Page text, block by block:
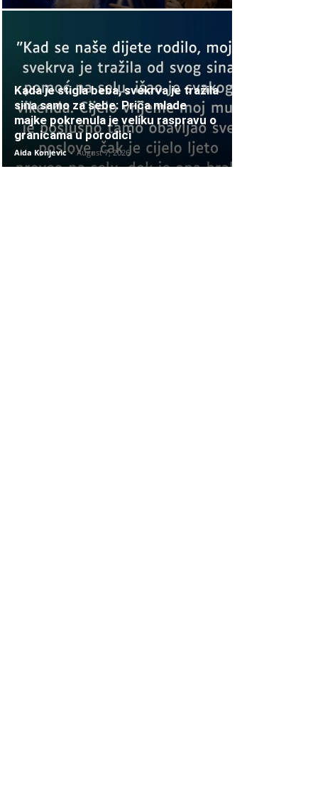
Kada je stigla beba, svekrva je tražila
sina samo za sebe: Priča mlade
majke pokrenula je veliku raspravu o
granicama u porodici
Aida Konjevic - August 7, 2026